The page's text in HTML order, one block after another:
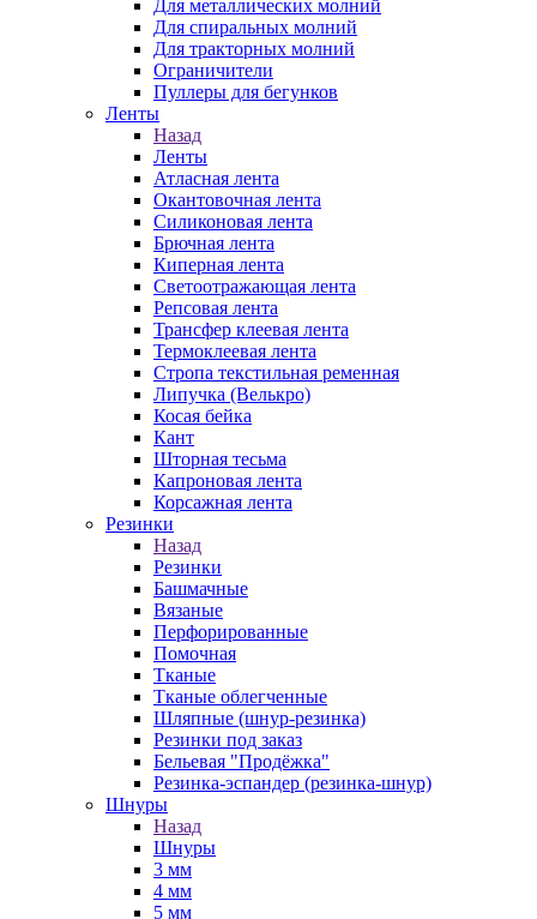
Для металлических молний
Для спиральных молний
Для тракторных молний
Ограничители
Пуллеры для бегунков
Ленты
Назад
Ленты
Атласная лента
Окантовочная лента
Силиконовая лента
Брючная лента
Киперная лента
Светоотражающая лента
Репсовая лента
Трансфер клеевая лента
Термоклеевая лента
Стропа текстильная ременная
Липучка (Велькро)
Косая бейка
Кант
Шторная тесьма
Капроновая лента
Корсажная лента
Резинки
Назад
Резинки
Башмачные
Вязаные
Перфорированные
Помочная
Тканые
Тканые облегченные
Шляпные (шнур-резинка)
Резинки под заказ
Бельевая "Продёжка"
Резинка-эспандер (резинка-шнур)
Шнуры
Назад
Шнуры
3 мм
4 мм
5 мм